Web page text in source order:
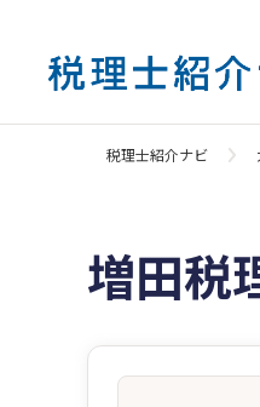
税理士紹介ナビ
増田税